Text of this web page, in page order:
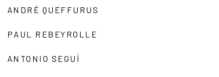
ANDRÉ QUEFFURUS
PAUL REBEYROLLE
ANTONIO SEGUÍ